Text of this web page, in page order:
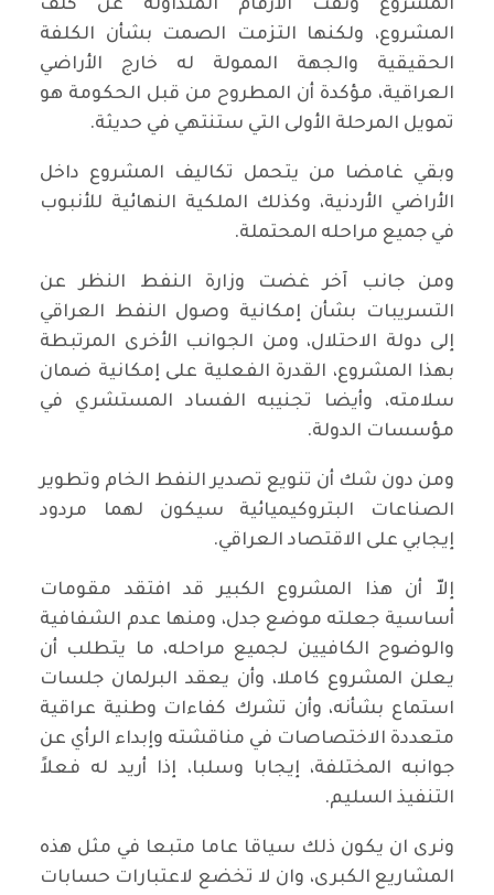
المشروع ونفت الأرقام المتداولة عن كلف
المشروع، ولكنها التزمت الصمت بشأن الكلفة
الحقيقية والجهة الممولة له خارج الأراضي
العراقية، مؤكدة أن المطروح من قبل الحكومة هو
تمويل المرحلة الأولى التي ستنتهي في حديثة.
وبقي غامضا من يتحمل تكاليف المشروع داخل
الأراضي الأردنية، وكذلك الملكية النهائية للأنبوب
في جميع مراحله المحتملة.
ومن جانب آخر غضت وزارة النفط النظر عن
التسريبات بشأن إمكانية وصول النفط العراقي
إلى دولة الاحتلال، ومن الجوانب الأخرى المرتبطة
بهذا المشروع، القدرة الفعلية على إمكانية ضمان
سلامته، وأيضا تجنيبه الفساد المستشري في
مؤسسات الدولة.
ومن دون شك أن تنويع تصدير النفط الخام وتطوير
الصناعات البتروكيميائية سيكون لهما مردود
إيجابي على الاقتصاد العراقي.
إلاّ أن هذا المشروع الكبير قد افتقد مقومات
أساسية جعلته موضع جدل، ومنها عدم الشفافية
والوضوح الكافيين لجميع مراحله، ما يتطلب أن
يعلن المشروع كاملا، وأن يعقد البرلمان جلسات
استماع بشأنه، وأن تشرك كفاءات وطنية عراقية
متعددة الاختصاصات في مناقشته وإبداء الرأي عن
جوانبه المختلفة، إيجابا وسلبا، إذا أريد له فعلاً
التنفيذ السليم.
ونرى ان يكون ذلك سياقا عاما متبعا في مثل هذه
المشاريع الكبرى، وان لا تخضع لاعتبارات حسابات